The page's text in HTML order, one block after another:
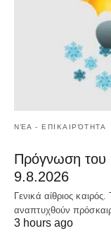
ΝΈΑ - ΕΠΙΚΑΙΡΌΤΗΤΑ
Πρόγνωση του
9.8.2026
Γενικά αίθριος
αναπτυχθούν
3 hours ago